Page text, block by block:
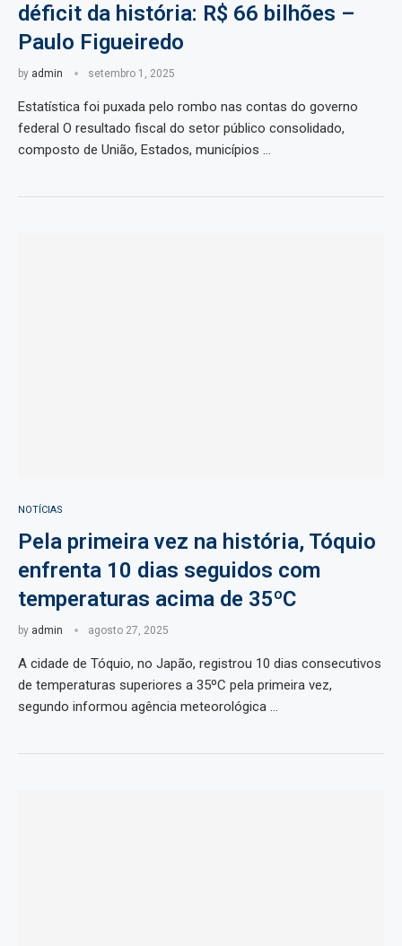
déficit da história: R$ 66 bilhões –
Paulo Figueiredo
by admin setembro 1, 2025
Estatística foi puxada pelo rombo nas contas do governo
federal O resultado fiscal do setor público consolidado,
composto de União, Estados, municípios …
NOTÍCIAS
Pela primeira vez na história, Tóquio
enfrenta 10 dias seguidos com
temperaturas acima de 35ºC
by admin agosto 27, 2025
A cidade de Tóquio, no Japão, registrou 10 dias consecutivos
de temperaturas superiores a 35ºC pela primeira vez,
segundo informou agência meteorológica …